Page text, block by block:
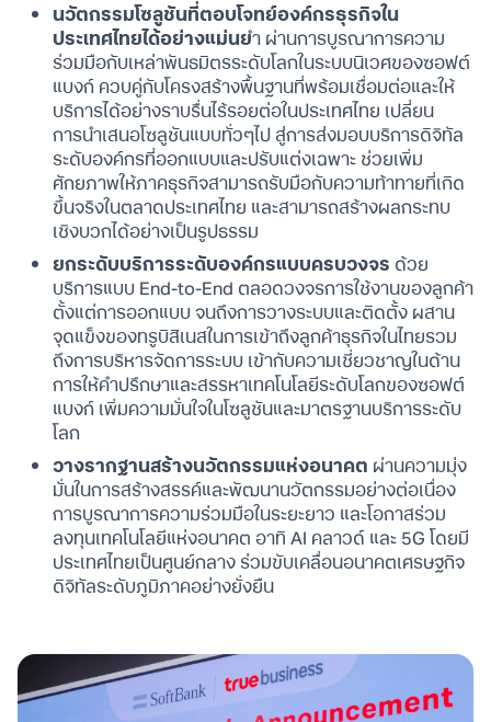
นวัตกรรมโซลูชันที่ตอบโจทย์องค์กรธุรกิจใน
ประเทศไทยได้อย่างแม่นยำ ผ่านการบูรณาการความ
ร่วมมือกับเหล่าพันธมิตรระดับโลกในระบบนิเวศของซอฟต์
แบงก์ ควบคู่กับโครงสร้างพื้นฐานที่พร้อมเชื่อมต่อและให้
บริการได้อย่างราบรื่นไร้รอยต่อในประเทศไทย เปลี่ยน
การนำเสนอโซลูชันแบบทั่วๆไป สู่การส่งมอบบริการดิจิทัล
ระดับองค์กรที่ออกแบบและปรับแต่งเฉพาะ ช่วยเพิ่ม
ศักยภาพให้ภาคธุรกิจสามารถรับมือกับความท้าทายที่เกิด
ขึ้นจริงในตลาดประเทศไทย และสามารถสร้างผลกระทบ
เชิงบวกได้อย่างเป็นรูปธรรม
ยกระดับบริการระดับองค์กรแบบครบวงจร ด้วย
บริการแบบ End-to-End ตลอดวงจรการใช้งานของลูกค้า
ตั้งแต่การออกแบบ จนถึงการวางระบบและติดตั้ง ผสาน
จุดแข็งของทรูบิสิเนสในการเข้าถึงลูกค้าธุรกิจในไทยรวม
ถึงการบริหารจัดการระบบ เข้ากับความเชี่ยวชาญในด้าน
การให้คำปรึกษาและสรรหาเทคโนโลยีระดับโลกของซอฟต์
แบงก์ เพิ่มความมั่นใจในโซลูชันและมาตรฐานบริการระดับ
โลก
วางรากฐานสร้างนวัตกรรมแห่งอนาคต ผ่านความมุ่ง
มั่นในการสร้างสรรค์และพัฒนานวัตกรรมอย่างต่อเนื่อง
การบูรณาการความร่วมมือในระยะยาว และโอกาสร่วม
ลงทุนเทคโนโลยีแห่งอนาคต อาทิ AI คลาวด์ และ 5G โดยมี
ประเทศไทยเป็นศูนย์กลาง ร่วมขับเคลื่อนอนาคตเศรษฐกิจ
ดิจิทัลระดับภูมิภาคอย่างยั่งยืน